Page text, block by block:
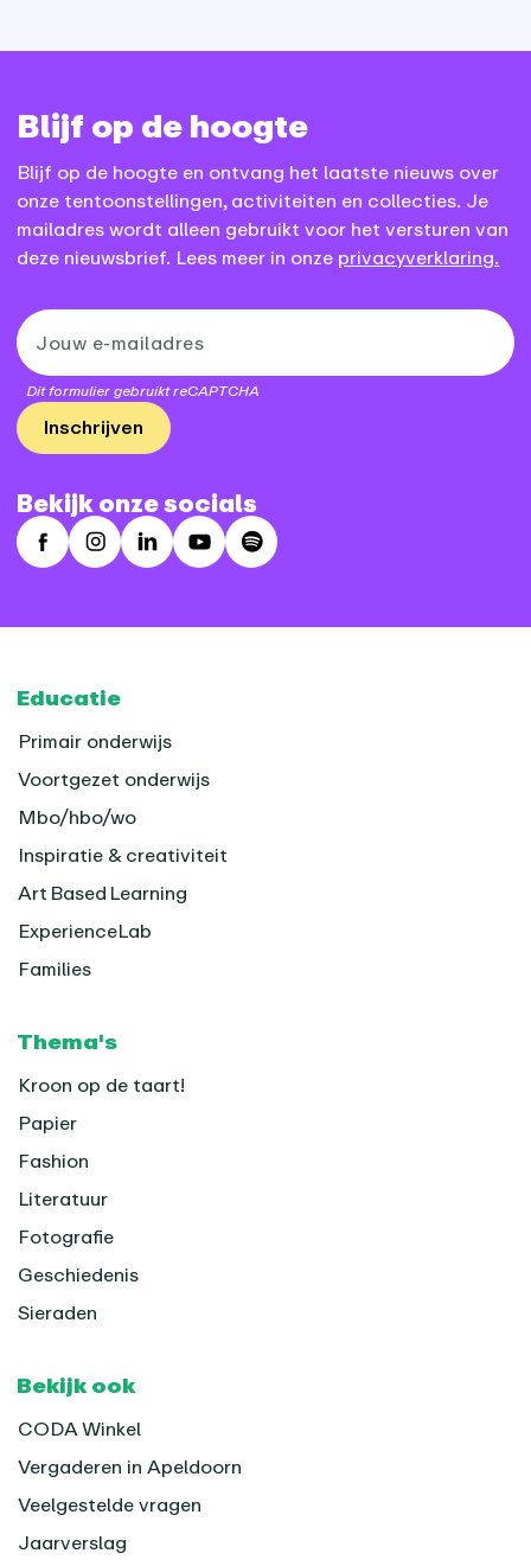
Blijf op de hoogte
Blijf op de hoogte en ontvang het laatste nieuws over
onze tentoonstellingen, activiteiten en collecties. Je
mailadres wordt alleen gebruikt voor het versturen van
deze nieuwsbrief. Lees meer in onze privacyverklaring.
Dit formulier gebruikt reCAPTCHA
Inschrijven
Bekijk onze socials
FacebookInstagram
LinkedInYoutubeSpotify
Footer
Educatie
Primair onderwijs
Voortgezet onderwijs
Mbo/hbo/wo
Inspiratie & creativiteit
Art Based Learning
ExperienceLab
Families
Thema's
Kroon op de taart!
Papier
Fashion
Literatuur
Fotografie
Geschiedenis
Sieraden
Bekijk ook
CODA Winkel
Vergaderen in Apeldoorn
Veelgestelde vragen
Jaarverslag